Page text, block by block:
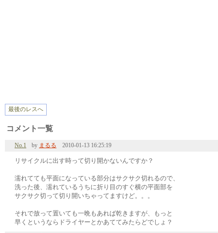
最後のレスへ
コメント一覧
No.1 by まるる 2010-01-13 16:25:19
リサイクルに出す時って切り開かないんですか？
濡れてても平面になっている部分はサクサク切れるので、
洗った後、濡れているうちに折り目のすぐ横の平面部を
サクサク切って切り開いちゃってますけど。。。
それで放って置いても一晩もあれば乾きますが、もっと
早くというならドライヤーとかあててみたらどでしょ？